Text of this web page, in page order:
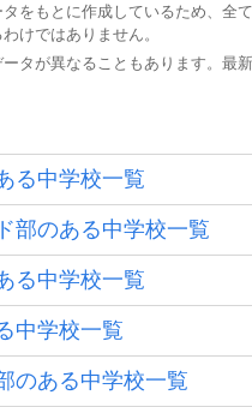
ません
校
校はありません
をもとに作成しているため、全
けではありません。
タが異なることもあります。最
る中学校一覧
部のある中学校一覧
る中学校一覧
中学校一覧
のある中学校一覧